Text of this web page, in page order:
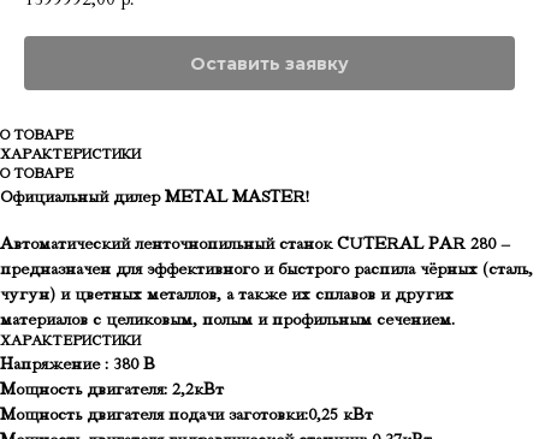
Оставить заявку
О ТОВАРЕ
ХАРАКТЕРИСТИКИ
О ТОВАРЕ
Официальный дилер METAL MASTER!
Автоматический ленточнопильный станок CUTERAL PAR 280 –
предназначен для эффективного и быстрого распила чёрных (сталь,
чугун) и цветных металлов, а также их сплавов и других
материалов с целиковым, полым и профильным сечением.
ХАРАКТЕРИСТИКИ
Напряжение : 380 В
Мощность двигателя: 2,2кВт
Мощность двигателя подачи заготовки:0,25 кВт